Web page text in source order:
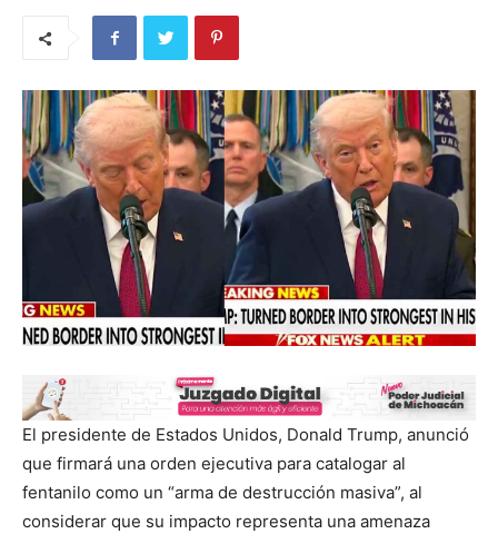
El presidente de Estados Unidos, Donald Trump, anunció
que firmará una orden ejecutiva para catalogar al
fentanilo como un “arma de destrucción masiva”, al
considerar que su impacto representa una amenaza